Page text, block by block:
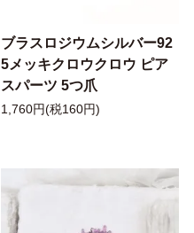
ブラスロジウムシルバー92
5メッキクロウクロウ ピア
スパーツ 5つ爪
1,760円(税160円)